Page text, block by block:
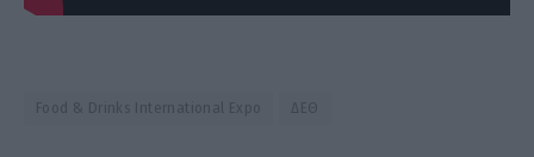
Food & Drinks International Expo ΔΕΘ